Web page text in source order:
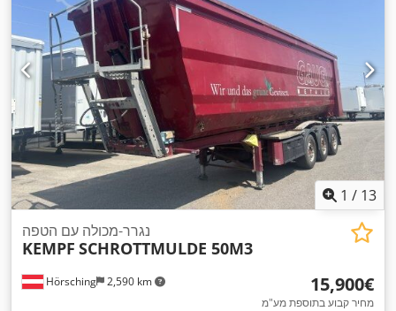
1 / 13
Hörsching 2,590 km
נגרר-מכולה עם הטפה
KEMPF SCHROTTMULDE 50M3
‏15,900 ‏€
מחיר קבוע בתוספת מע"מ